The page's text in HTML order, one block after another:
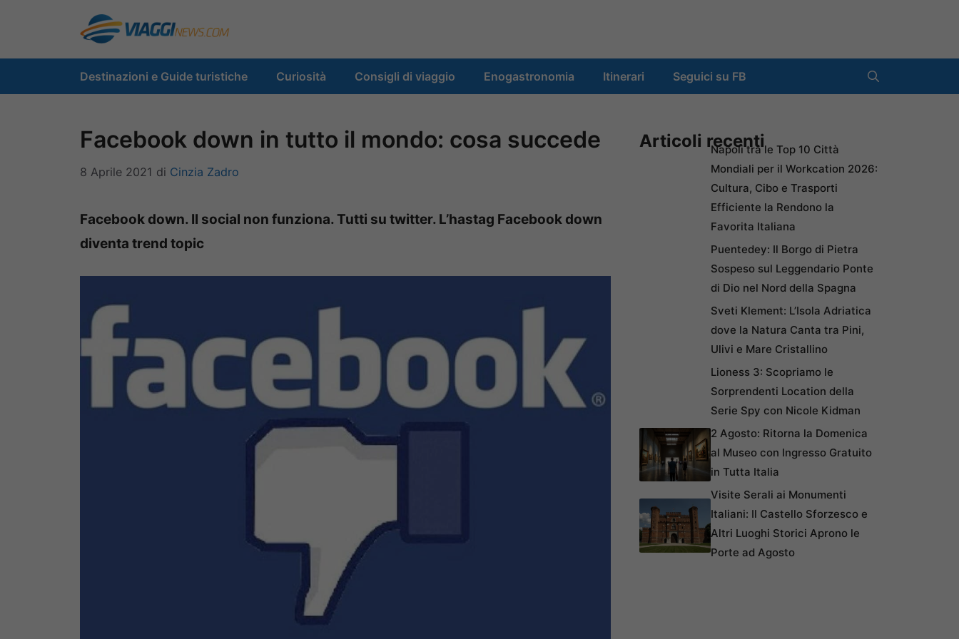
contenuto
Destinazioni e Guide turistiche Curiosità Consigli di viaggio Enogastronomia Itinerari Seguici su FB
Facebook down in tutto il mondo: cosa succede
8 Aprile 2021 di Cinzia Zadro
Facebook down. Il social non funziona. Tutti su twitter. L’hastag Facebook down
diventa trend topic
Articoli recentiNapoli tra le Top 10 Città
Mondiali per il Workcation 2026:
Cultura, Cibo e Trasporti
Efficiente la Rendono la
Favorita Italiana
Puentedey: Il Borgo di Pietra
Sospeso sul Leggendario Ponte
di Dio nel Nord della Spagna
Sveti Klement: L’Isola Adriatica
dove la Natura Canta tra Pini,
Ulivi e Mare Cristallino
Lioness 3: Scopriamo le
Sorprendenti Location della
Serie Spy con Nicole Kidman
2 Agosto: Ritorna la Domenica
al Museo con Ingresso Gratuito
in Tutta Italia
Visite Serali ai Monumenti
Italiani: Il Castello Sforzesco e
Altri Luoghi Storici Aprono le
Porte ad Agosto